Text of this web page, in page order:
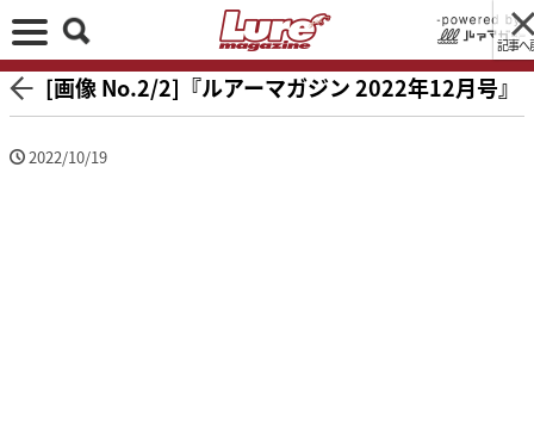
記事へ
[画像 No.2/2]『ルアーマガジン 2022年12月号』
2022/10/19